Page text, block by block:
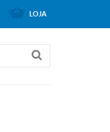
LOJA